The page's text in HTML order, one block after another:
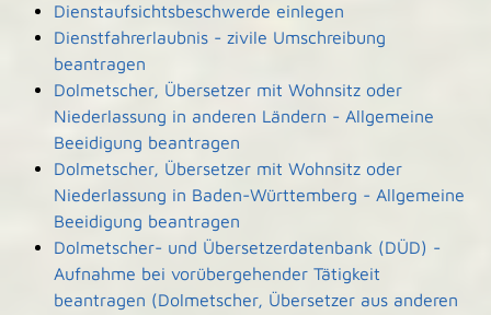
Dienstaufsichtsbeschwerde einlegen
Dienstfahrerlaubnis - zivile Umschreibung
beantragen
Dolmetscher, Übersetzer mit Wohnsitz oder
Niederlassung in anderen Ländern - Allgemeine
Beeidigung beantragen
Dolmetscher, Übersetzer mit Wohnsitz oder
Niederlassung in Baden-Württemberg - Allgemeine
Beeidigung beantragen
Dolmetscher- und Übersetzerdatenbank (DÜD) -
Aufnahme bei vorübergehender Tätigkeit
beantragen (Dolmetscher, Übersetzer aus anderen